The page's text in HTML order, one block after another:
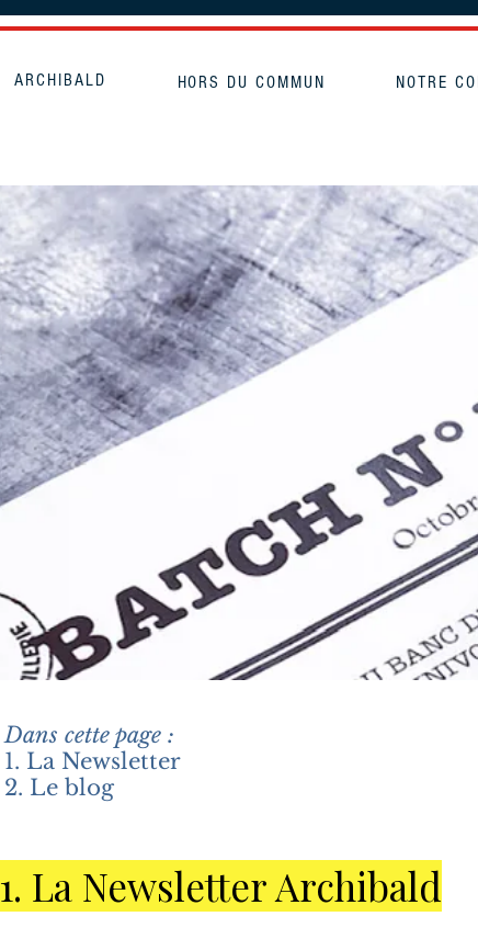
ARCHIBALD HORS DU COMMUN NOTRE
Dans cette page :
1. La Newsletter
2. Le blog
1. La Newsletter Archibald​